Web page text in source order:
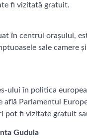
fi vizitată gratuit.
în centrul orașului,
sale camere
ului în politica
află Parlamentul
pot fi vizitate gratuit
Gudula